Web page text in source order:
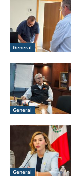
General
General
General